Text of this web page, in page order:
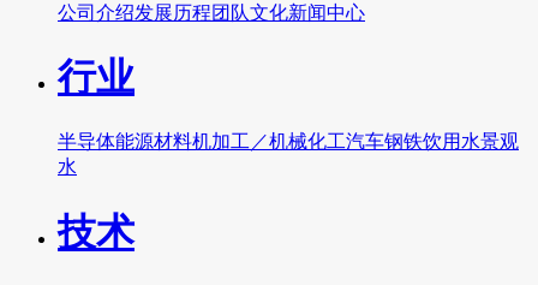
公司介绍发展历程团队文化新闻中心
行业
半导体能源材料机加工／机械化工汽车钢铁饮用水景观
水
技术